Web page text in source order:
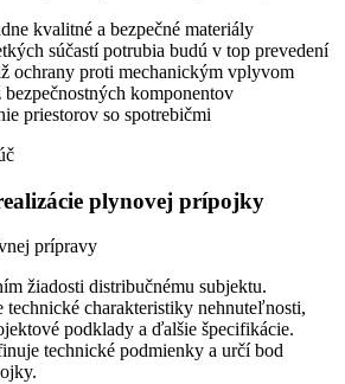
kvalitné a bezpečné materiály
súčastí potrubia budú v top prevedení
ochrany proti mechanickým vplyvom
komponentov
priestorov so spotrebičmi
plynovej prípojky
prípravy
žiadosti distribučnému subjektu.
technické charakteristiky nehnuteľnosti,
podklady a ďalšie špecifikácie.
technické podmienky a určí bod